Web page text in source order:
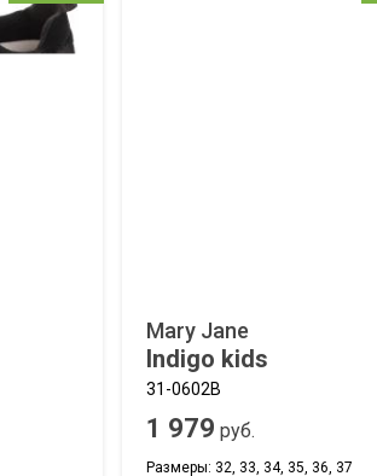
Mary Jane
Indigo kids
31-0602B
1 979 руб.
Размеры: 32, 33, 34, 35, 36, 37